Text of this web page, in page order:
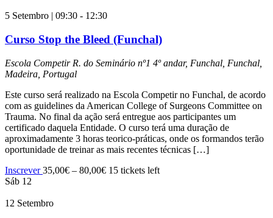
5 Setembro | 09:30 - 12:30
Curso Stop the Bleed (Funchal)
Escola Competir R. do Seminário nº1 4º andar, Funchal, Funchal,
Madeira, Portugal
Este curso será realizado na Escola Competir no Funchal, de acordo
com as guidelines da American College of Surgeons Committee on
Trauma. No final da ação será entregue aos participantes um
certificado daquela Entidade. O curso terá uma duração de
aproximadamente 3 horas teorico-práticas, onde os formandos terão
oportunidade de treinar as mais recentes técnicas […]
Inscrever35,00€ – 80,00€ 15 tickets left
Sáb 12
12 Setembro